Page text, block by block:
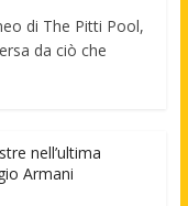
di The Pitti Pool,
da ciò che
nell’ultima
Armani